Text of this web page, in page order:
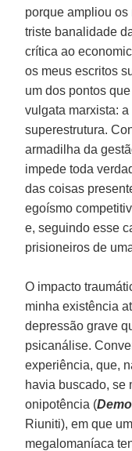
porque ampliou
triste banalidade
crítica ao
os meus escritos
um dos pontos
vulgata marxista:
superestrutura.
armadilha da
impede toda
das coisas
egoísmo
e, seguindo esse
prisioneiros de
O impacto
minha existência
depressão grave
psicanálise.
experiência, que,
havia buscado, se
onipotência (
Riuniti), em que
megalomaníaca